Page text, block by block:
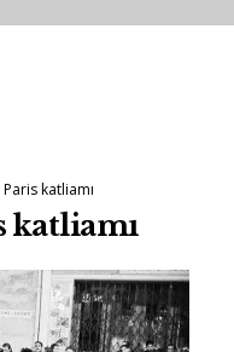
Paris katliamı
katliamı